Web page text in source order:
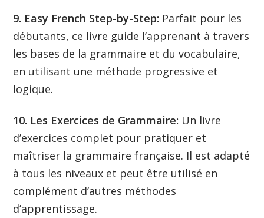
9. Easy French Step-by-Step: Parfait pour les
débutants, ce livre guide l’apprenant à travers
les bases de la grammaire et du vocabulaire,
en utilisant une méthode progressive et
logique.
10. Les Exercices de Grammaire: Un livre
d’exercices complet pour pratiquer et
maîtriser la grammaire française. Il est adapté
à tous les niveaux et peut être utilisé en
complément d’autres méthodes
d’apprentissage.